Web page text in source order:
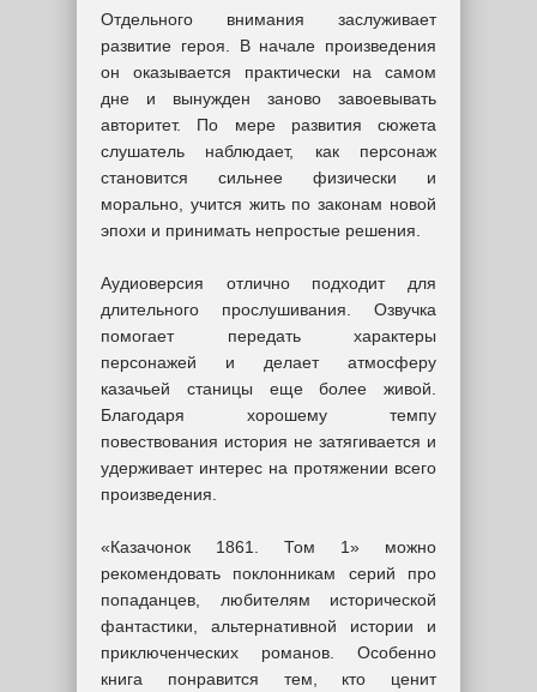
Отдельного внимания заслуживает
развитие героя. В начале произведения
он оказывается практически на самом
дне и вынужден заново завоевывать
авторитет. По мере развития сюжета
слушатель наблюдает, как персонаж
становится сильнее физически и
морально, учится жить по законам новой
эпохи и принимать непростые решения.
Аудиоверсия отлично подходит для
длительного прослушивания. Озвучка
помогает передать характеры
персонажей и делает атмосферу
казачьей станицы еще более живой.
Благодаря хорошему темпу
повествования история не затягивается и
удерживает интерес на протяжении всего
произведения.
«Казачонок 1861. Том 1» можно
рекомендовать поклонникам серий про
попаданцев, любителям исторической
фантастики, альтернативной истории и
приключенческих романов. Особенно
книга понравится тем, кто ценит